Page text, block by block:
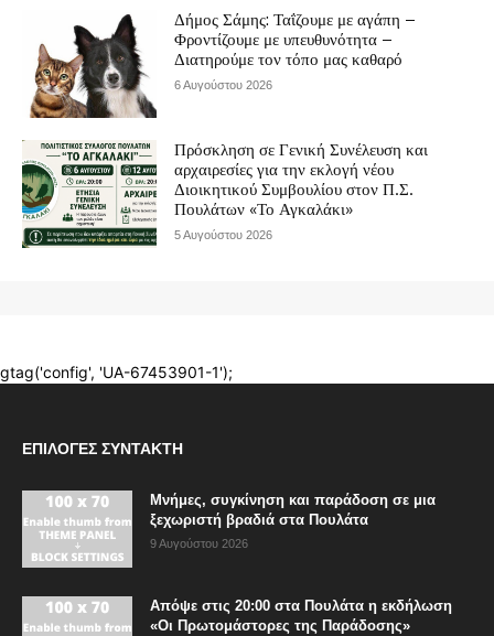
ΕΠΙΛΟΓΈΣ ΣΥΝΤΆΚΤΗ
Μνήμες, συγκίνηση και παράδοση σε μια
ξεχωριστή βραδιά στα Πουλάτα
9 Αυγούστου 2026
Απόψε στις 20:00 στα Πουλάτα η εκδήλωση
«Οι Πρωτομάστορες της Παράδοσης»